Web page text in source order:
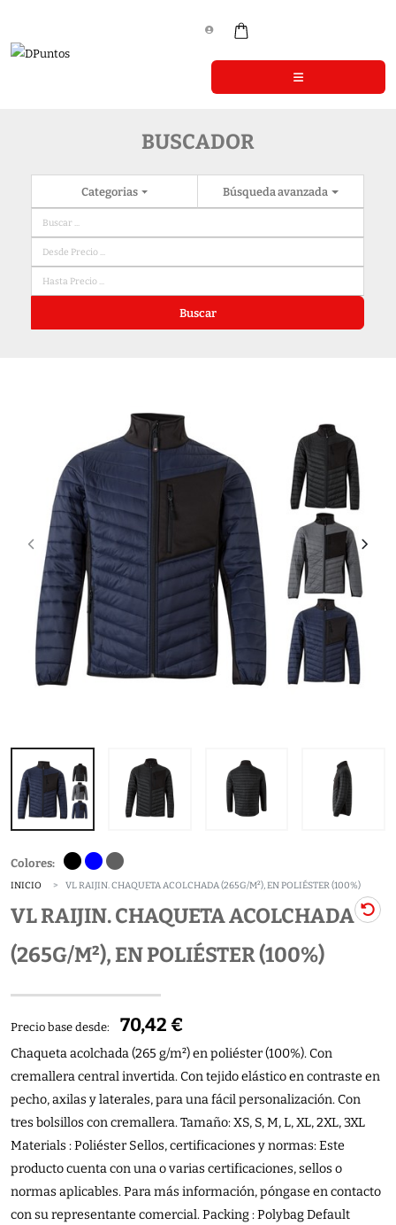
BUSCADOR
Categorias Búsqueda avanzada
Buscar
Colores:
INICIO VL RAIJIN. CHAQUETA ACOLCHADA (265G/M²), EN POLIÉSTER (100%)
VL RAIJIN. CHAQUETA ACOLCHADA
(265G/M²), EN POLIÉSTER (100%)
Precio base desde: 70,42 €
Chaqueta acolchada (265 g/m²) en poliéster (100%). Con
cremallera central invertida. Con tejido elástico en contraste en
pecho, axilas y laterales, para una fácil personalización. Con
tres bolsillos con cremallera. Tamaño: XS, S, M, L, XL, 2XL, 3XL
Materials : Poliéster Sellos, certificaciones y normas: Este
producto cuenta con una o varias certificaciones, sellos o
normas aplicables. Para más información, póngase en contacto
con su representante comercial. Packing : Polybag Default